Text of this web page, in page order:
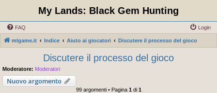
My Lands: Black Gem Hunting
FAQ Login
mlgame.it Indice Aiuto ai giocatori Discutere il processo del gioco
Discutere il processo del gioco
Moderatore: Moderatori
Nuovo argomento
99 argomenti • Pagina 1di 1